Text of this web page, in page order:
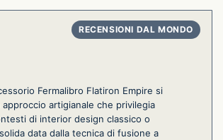
Fermalibro Flatiron Empire si
artigianale che privilegia
di interior design classico o
data dalla tecnica di fusione a